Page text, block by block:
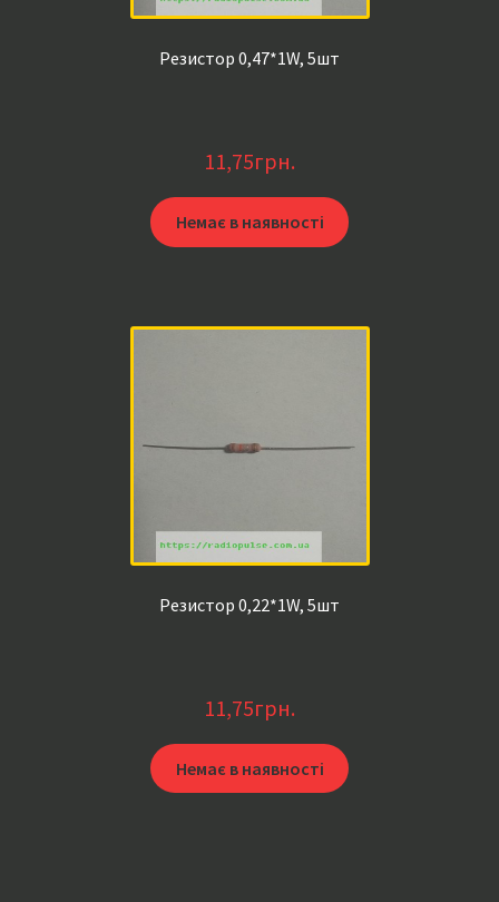
Резистор 0,47*1W, 5шт
11,75грн.
Немає в наявності
Резистор 0,22*1W, 5шт
11,75грн.
Немає в наявності